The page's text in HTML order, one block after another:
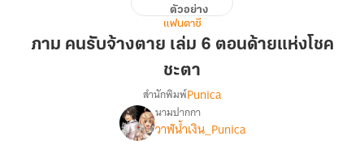
รับจ้าง
ตอน
ด้าย
ตัวอย่าง
แฟนตาซี
ภาม คนรับจ้างตาย เล่ม 6 ตอนด้ายแห่งโชค
ชะตา
เรื่อง
ภาม
สำนักพิมพ์Punica
นามปากกา
วาฬน้ำเงิน_Punica